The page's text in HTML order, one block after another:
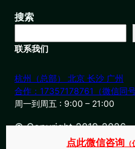
搜索
联系我们
杭州（总部） 北京 长沙 广州
合作：17357178761（微信同号
周一到周五 : 9:00 – 21:00
© Copyright 2019-2026・
点此微信咨询